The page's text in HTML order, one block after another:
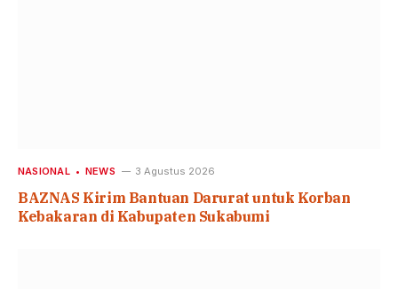
NASIONAL NEWS 3 Agustus 2026
BAZNAS Kirim Bantuan Darurat untuk Korban
Kebakaran di Kabupaten Sukabumi